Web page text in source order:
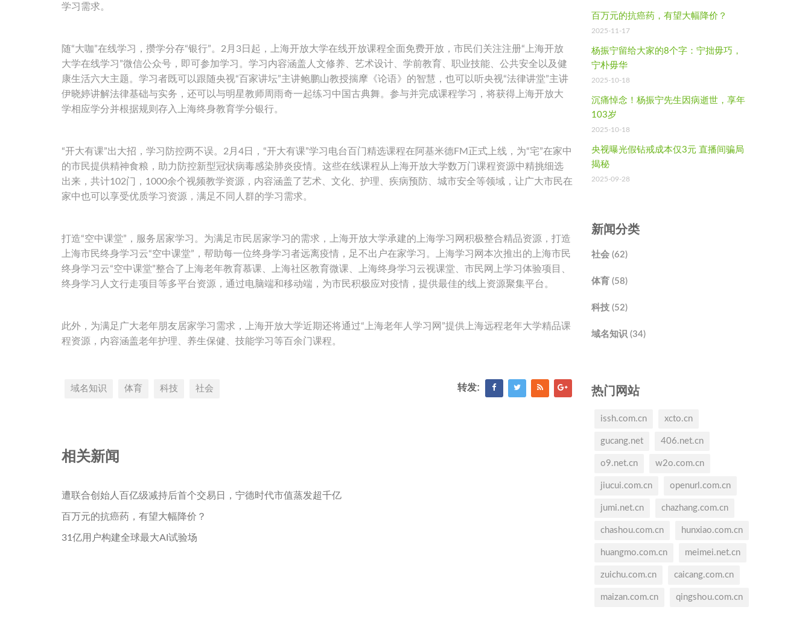
学习需求。
随“大咖”在线学习，攒学分存“银行”。2月3日起，上海开放大学在线开放课程全面免费开放，市民们关注注册“上海开放
大学在线学习”微信公众号，即可参加学习。学习内容涵盖人文修养、艺术设计、学前教育、职业技能、公共安全以及健
康生活六大主题。学习者既可以跟随央视“百家讲坛”主讲鲍鹏山教授揣摩《论语》的智慧，也可以听央视“法律讲堂”主讲
伊晓婷讲解法律基础与实务，还可以与明星教师周雨奇一起练习中国古典舞。参与并完成课程学习，将获得上海开放大
学相应学分并根据规则存入上海终身教育学分银行。
“开大有课”出大招，学习防控两不误。2月4日，“开大有课”学习电台百门精选课程在阿基米德FM正式上线，为“宅”在家中
的市民提供精神食粮，助力防控新型冠状病毒感染肺炎疫情。这些在线课程从上海开放大学数万门课程资源中精挑细选
出来，共计102门，1000余个视频教学资源，内容涵盖了艺术、文化、护理、疾病预防、城市安全等领域，让广大市民在
家中也可以享受优质学习资源，满足不同人群的学习需求。
打造“空中课堂”，服务居家学习。为满足市民居家学习的需求，上海开放大学承建的上海学习网积极整合精品资源，打造
上海市民终身学习云“空中课堂”，帮助每一位终身学习者远离疫情，足不出户在家学习。上海学习网本次推出的上海市民
终身学习云“空中课堂”整合了上海老年教育慕课、上海社区教育微课、上海终身学习云视课堂、市民网上学习体验项目、
终身学习人文行走项目等多平台资源，通过电脑端和移动端，为市民积极应对疫情，提供最佳的线上资源聚集平台。
此外，为满足广大老年朋友居家学习需求，上海开放大学近期还将通过“上海老年人学习网”提供上海远程老年大学精品课
程资源，内容涵盖老年护理、养生保健、技能学习等百余门课程。
域名知识 体育 科技 社会 转发:
相关新闻
遭联合创始人百亿级减持后首个交易日，宁德时代市值蒸发超千亿
百万元的抗癌药，有望大幅降价？
31亿用户构建全球最大AI试验场
百万元的抗癌药，有望大幅降价？
2025-11-17
杨振宁留给大家的8个字：宁拙毋巧，
宁朴毋华
2025-10-18
沉痛悼念！杨振宁先生因病逝世，享年
103岁
2025-10-18
央视曝光假钻戒成本仅3元 直播间骗局
揭秘
2025-09-28
新闻分类
社会 (62)
体育 (58)
科技 (52)
域名知识 (34)
热门网站
issh.com.cn xcto.cn
gucang.net 406.net.cn
o9.net.cn w2o.com.cn
jiucui.com.cn openurl.com.cn
jumi.net.cn chazhang.com.cn
chashou.com.cn hunxiao.com.cn
huangmo.com.cn meimei.net.cn
zuichu.com.cn caicang.com.cn
maizan.com.cn qingshou.com.cn